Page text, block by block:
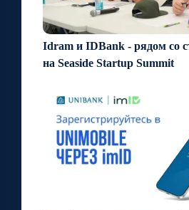
Idram и IDBank - рядом со
на Seaside Startup Summit